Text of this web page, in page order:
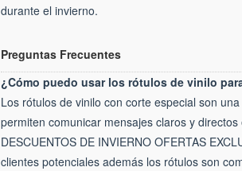
durante el invierno.
Preguntas Frecuentes
¿Cómo puedo usar los rótulos de vinilo
Los rótulos de vinilo con corte especial son
permiten comunicar mensajes claros y
DESCUENTOS DE INVIERNO OFERTAS
clientes potenciales además los rótulos son